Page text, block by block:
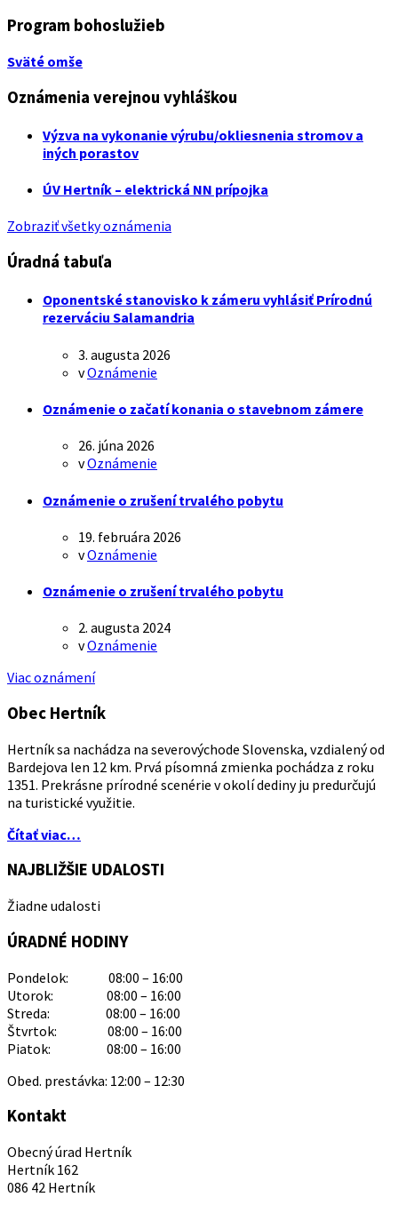
Program bohoslužieb
Sväté omše
Oznámenia verejnou vyhláškou
Výzva na vykonanie výrubu/okliesnenia stromov a
iných porastov
ÚV Hertník – elektrická NN prípojka
Zobraziť všetky oznámenia
Úradná tabuľa
Oponentské stanovisko k zámeru vyhlásiť Prírodnú
rezerváciu Salamandria
3. augusta 2026
vOznámenie
Oznámenie o začatí konania o stavebnom zámere
26. júna 2026
vOznámenie
Oznámenie o zrušení trvalého pobytu
19. februára 2026
vOznámenie
Oznámenie o zrušení trvalého pobytu
2. augusta 2024
vOznámenie
Viac oznámení
Obec Hertník
Hertník sa nachádza na severovýchode Slovenska, vzdialený od
Bardejova len 12 km. Prvá písomná zmienka pochádza z roku
1351. Prekrásne prírodné scenérie v okolí dediny ju predurčujú
na turistické využitie.
Čítať viac…
NAJBLIŽŠIE UDALOSTI
Žiadne udalosti
ÚRADNÉ HODINY
Pondelok: 08:00 – 16:00
Utorok: 08:00 – 16:00
Streda: 08:00 – 16:00
Štvrtok: 08:00 – 16:00
Piatok: 08:00 – 16:00
Obed. prestávka: 12:00 – 12:30
Kontakt
Obecný úrad Hertník
Hertník 162
086 42 Hertník